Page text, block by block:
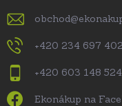
obchod@
+420 234 697 402
+420 603 148 524
Ekonákup na